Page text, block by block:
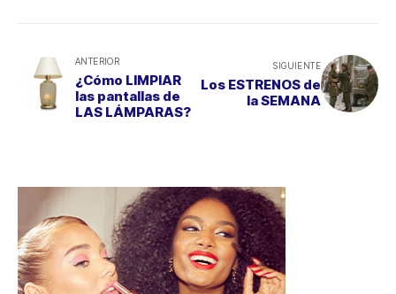
ANTERIOR
¿Cómo LIMPIAR
las pantallas de
LAS LÁMPARAS?
SIGUIENTE
Los ESTRENOS de
la SEMANA